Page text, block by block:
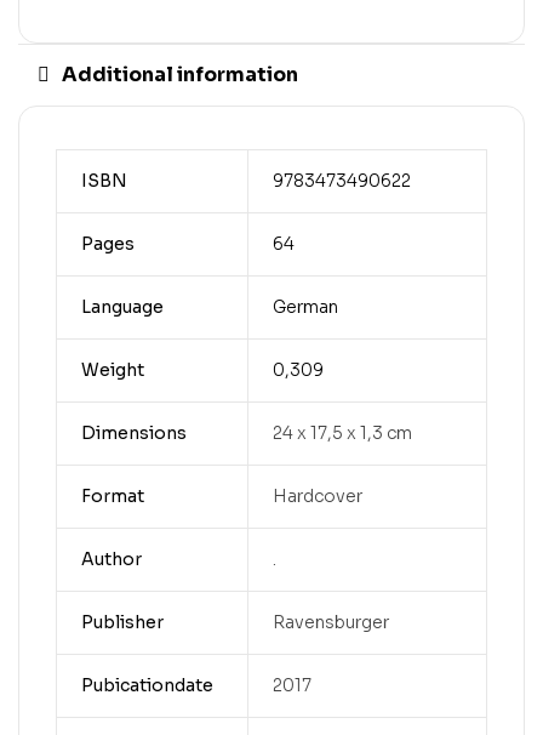
Additional information
ISBN 9783473490622
Pages 64
Language German
Weight 0,309
Dimensions 24 x 17,5 x 1,3 cm
Format Hardcover
Author .
Publisher Ravensburger
Pubicationdate 2017